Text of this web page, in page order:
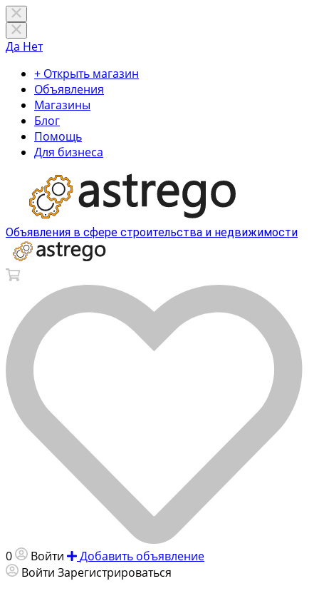
Да Нет
+ Открыть магазин
Объявления
Магазины
Блог
Помощь
Для бизнеса
Объявления в сфере строительства и недвижимости
0 Войти
Добавить объявление
Войти Зарегистрироваться